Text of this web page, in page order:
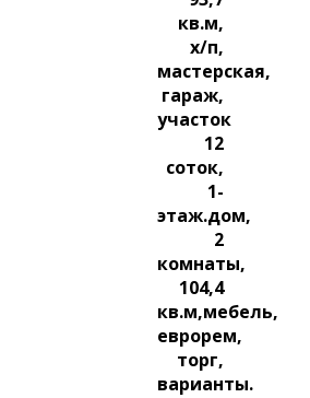
кв.м,
х/п,
мастерская,
гараж,
участок
12
соток,
1-
этаж.дом,
2
комнаты,
104,4
кв.м,мебель,
еврорем,
торг,
варианты.